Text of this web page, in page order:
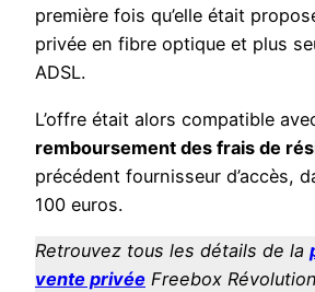
première fois qu’elle était
privée en fibre optique et plus
ADSL.
L’offre était alors compatible
remboursement des frais de
précédent fournisseur d’accès,
100 euros.
Retrouvez tous les détails de la
vente privée Freebox